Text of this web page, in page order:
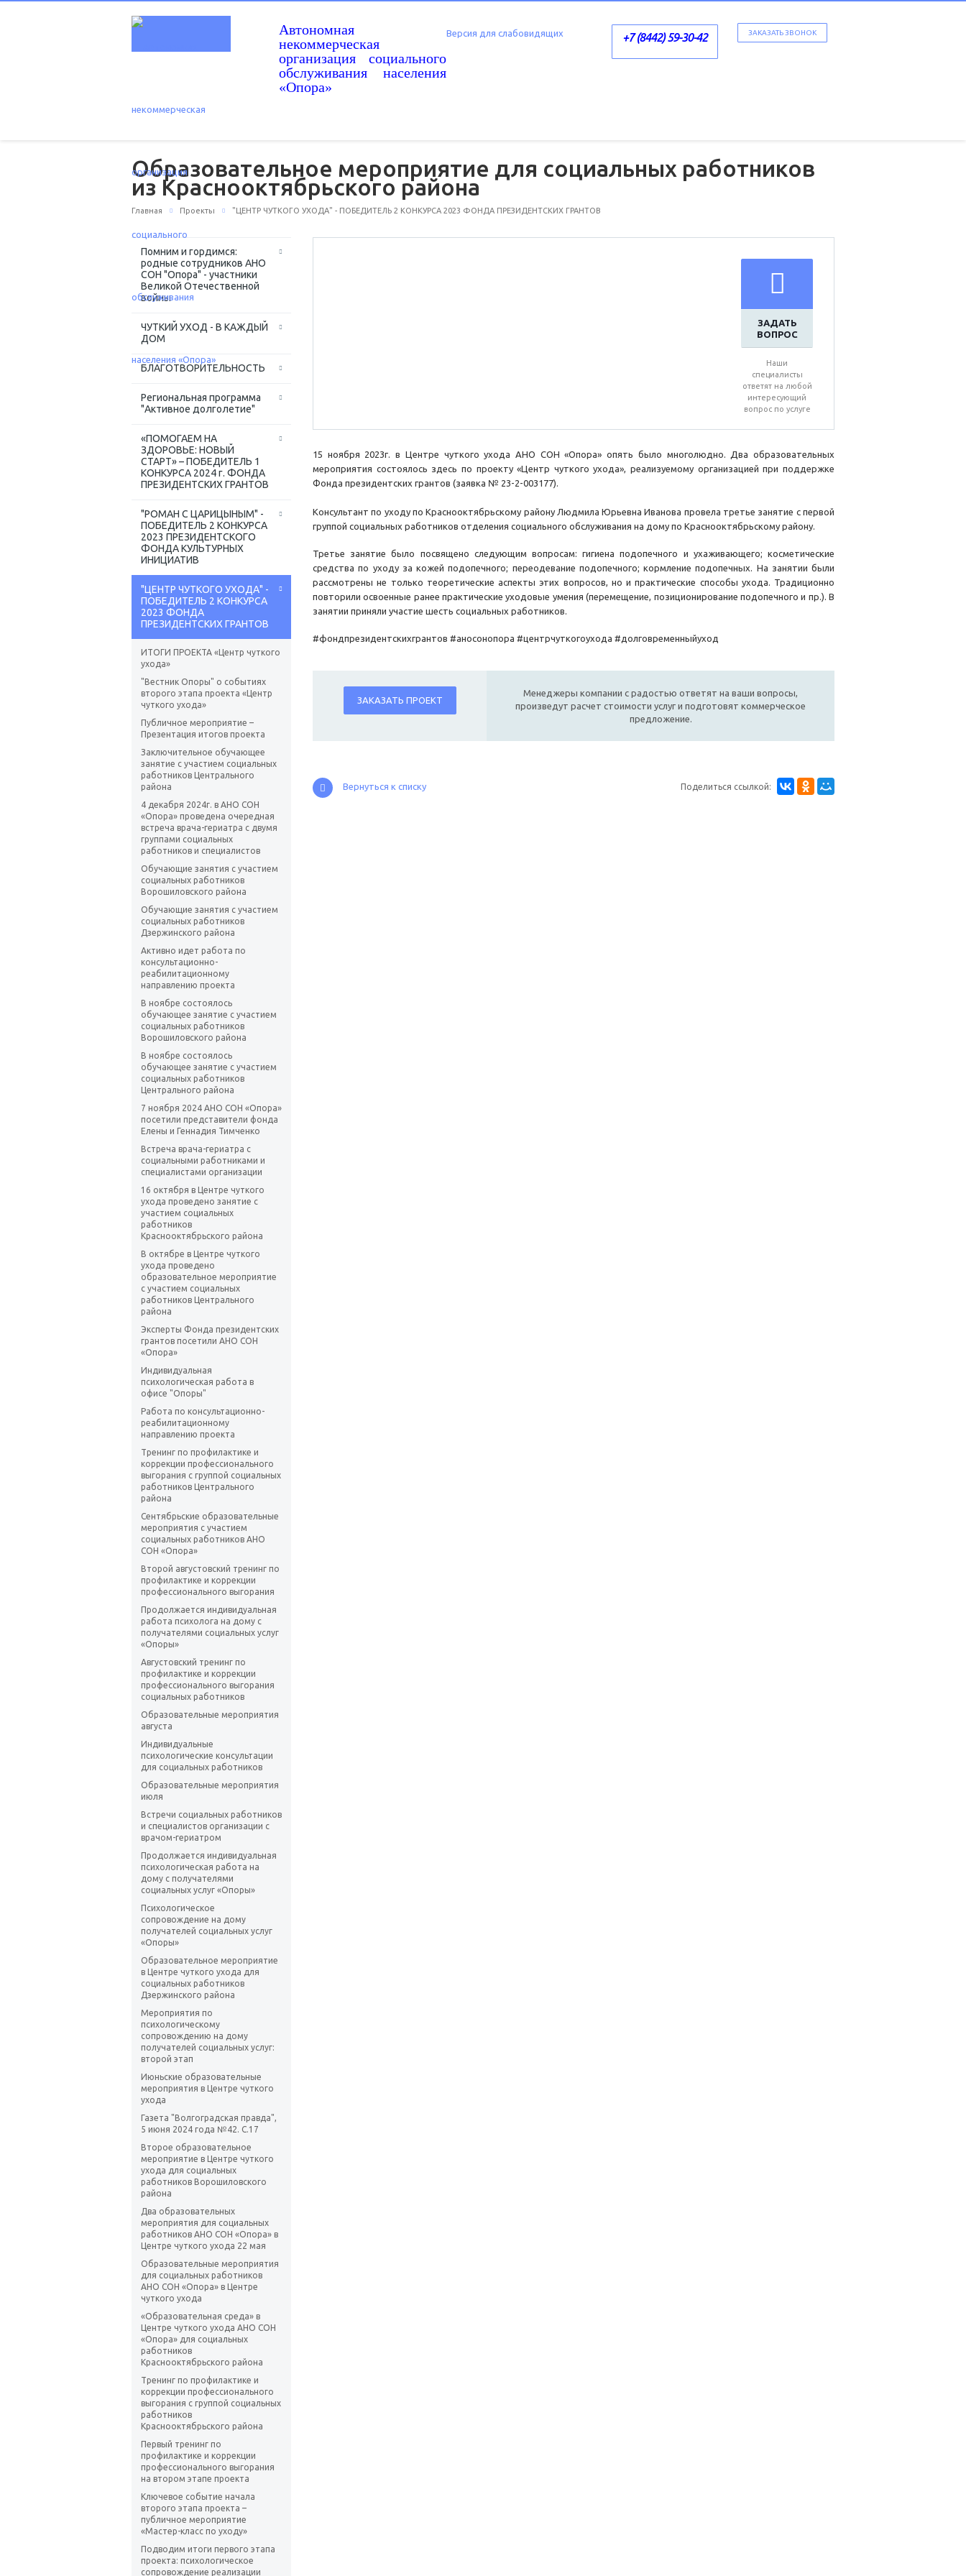
Автономная
некоммерческая
организация социального
обслуживания населения
«Опора»
ЗАКАЗАТЬ ЗВОНОК
+7 (8442) 59-30-42
Версия для слабовидящих
Образовательное мероприятие для социальных работников
из Краснооктябрьского района
Главная Проекты "ЦЕНТР ЧУТКОГО УХОДА" - ПОБЕДИТЕЛЬ 2 КОНКУРСА 2023 ФОНДА ПРЕЗИДЕНТСКИХ ГРАНТОВ
Помним и гордимся:
родные сотрудников АНО
СОН "Опора" - участники
Великой Отечественной
войны
ЧУТКИЙ УХОД - В КАЖДЫЙ
ДОМ
БЛАГОТВОРИТЕЛЬНОСТЬ
Региональная программа
"Активное долголетие"
«ПОМОГАЕМ НА
ЗДОРОВЬЕ: НОВЫЙ
СТАРТ» – ПОБЕДИТЕЛЬ 1
КОНКУРСА 2024 г. ФОНДА
ПРЕЗИДЕНТСКИХ ГРАНТОВ
"РОМАН С ЦАРИЦЫНЫМ" -
ПОБЕДИТЕЛЬ 2 КОНКУРСА
2023 ПРЕЗИДЕНТСКОГО
ФОНДА КУЛЬТУРНЫХ
ИНИЦИАТИВ
"ЦЕНТР ЧУТКОГО УХОДА" -
ПОБЕДИТЕЛЬ 2 КОНКУРСА
2023 ФОНДА
ПРЕЗИДЕНТСКИХ ГРАНТОВ
ИТОГИ ПРОЕКТА «Центр чуткого
ухода»
"Вестник Опоры" о событиях
второго этапа проекта «Центр
чуткого ухода»
Публичное мероприятие –
Презентация итогов проекта
Заключительное обучающее
занятие с участием социальных
работников Центрального
района
4 декабря 2024г. в АНО СОН
«Опора» проведена очередная
встреча врача-гериатра с двумя
группами социальных
работников и специалистов
Обучающие занятия с участием
социальных работников
Ворошиловского района
Обучающие занятия с участием
социальных работников
Дзержинского района
Активно идет работа по
консультационно-
реабилитационному
направлению проекта
В ноябре состоялось
обучающее занятие с участием
социальных работников
Ворошиловского района
В ноябре состоялось
обучающее занятие с участием
социальных работников
Центрального района
7 ноября 2024 АНО СОН «Опора»
посетили представители фонда
Елены и Геннадия Тимченко
Встреча врача-гериатра с
социальными работниками и
специалистами организации
16 октября в Центре чуткого
ухода проведено занятие с
участием социальных
работников
Краснооктябрьского района
В октябре в Центре чуткого
ухода проведено
образовательное мероприятие
с участием социальных
работников Центрального
района
Эксперты Фонда президентских
грантов посетили АНО СОН
«Опора»
Индивидуальная
психологическая работа в
офисе "Опоры"
Работа по консультационно-
реабилитационному
направлению проекта
Тренинг по профилактике и
коррекции профессионального
выгорания с группой социальных
работников Центрального
района
Сентябрьские образовательные
мероприятия с участием
социальных работников АНО
СОН «Опора»
Второй августовский тренинг по
профилактике и коррекции
профессионального выгорания
Продолжается индивидуальная
работа психолога на дому с
получателями социальных услуг
«Опоры»
Августовский тренинг по
профилактике и коррекции
профессионального выгорания
социальных работников
Образовательные мероприятия
августа
Индивидуальные
психологические консультации
для социальных работников
Образовательные мероприятия
июля
Встречи социальных работников
и специалистов организации с
врачом-гериатром
Продолжается индивидуальная
психологическая работа на
дому с получателями
социальных услуг «Опоры»
Психологическое
сопровождение на дому
получателей социальных услуг
«Опоры»
Образовательное мероприятие
в Центре чуткого ухода для
социальных работников
Дзержинского района
Мероприятия по
психологическому
сопровождению на дому
получателей социальных услуг:
второй этап
Июньские образовательные
мероприятия в Центре чуткого
ухода
Газета "Волгоградская правда",
5 июня 2024 года №42. С.17
Второе образовательное
мероприятие в Центре чуткого
ухода для социальных
работников Ворошиловского
района
Два образовательных
мероприятия для социальных
работников АНО СОН «Опора» в
Центре чуткого ухода 22 мая
Образовательные мероприятия
для социальных работников
АНО СОН «Опора» в Центре
чуткого ухода
«Образовательная среда» в
Центре чуткого ухода АНО СОН
«Опора» для социальных
работников
Краснооктябрьского района
Тренинг по профилактике и
коррекции профессионального
выгорания с группой социальных
работников
Краснооктябрьского района
Первый тренинг по
профилактике и коррекции
профессионального выгорания
на втором этапе проекта
Ключевое событие начала
второго этапа проекта –
публичное мероприятие
«Мастер-класс по уходу»
Подводим итоги первого этапа
проекта: психологическое
сопровождение реализации
ЗАДАТЬ
ВОПРОС
Наши
специалисты
ответят на любой
интересующий
вопрос по услуге
15 ноября 2023г. в Центре чуткого ухода АНО СОН «Опора» опять было многолюдно. Два образовательных
мероприятия состоялось здесь по проекту «Центр чуткого ухода», реализуемому организацией при поддержке
Фонда президентских грантов (заявка № 23-2-003177).
Консультант по уходу по Краснооктябрьскому району Людмила Юрьевна Иванова провела третье занятие с первой
группой социальных работников отделения социального обслуживания на дому по Краснооктябрьскому району.
Третье занятие было посвящено следующим вопросам: гигиена подопечного и ухаживающего; косметические
средства по уходу за кожей подопечного; переодевание подопечного; кормление подопечных. На занятии были
рассмотрены не только теоретические аспекты этих вопросов, но и практические способы ухода. Традиционно
повторили освоенные ранее практические уходовые умения (перемещение, позиционирование подопечного и пр.). В
занятии приняли участие шесть социальных работников.
#фондпрезидентскихгрантов #аносонопора #центрчуткогоухода #долговременныйуход
ЗАКАЗАТЬ ПРОЕКТ
Менеджеры компании с радостью ответят на ваши вопросы,
произведут расчет стоимости услуг и подготовят коммерческое
предложение.
Поделиться ссылкой:
Вернуться к списку